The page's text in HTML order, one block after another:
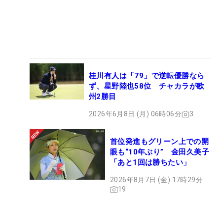
桂川有人は「79」で逆転優勝なら
ず、星野陸也58位 チャカラが欧
州2勝目
2026年6月8日 (月) 06時06分 3
首位発進もグリーン上での開
眼も“10年ぶり” 金田久美子
「あと1回は勝ちたい」
2026年8月7日 (金) 17時29分
19